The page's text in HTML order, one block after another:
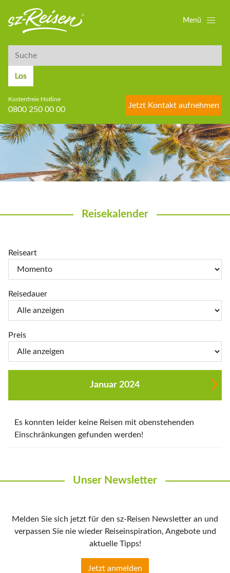
Suche
Los
Kostenfreie Hotline
0800 250 00 00
Jetzt Kontakt aufnehmen
Menü
Reisekalender
Reiseart
Reisedauer
Preis
Januar 2024
Es konnten leider keine Reisen mit obenstehenden
Einschränkungen gefunden werden!
Unser Newsletter
Melden Sie sich jetzt für den sz-Reisen Newsletter an und
verpassen Sie nie wieder Reiseinspiration, Angebote und
aktuelle Tipps!
Jetzt anmelden